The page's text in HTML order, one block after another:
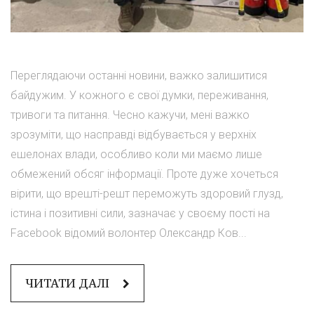
Переглядаючи останні новини, важко залишитися
байдужим. У кожного є свої думки, переживання,
тривоги та питання. Чесно кажучи, мені важко
зрозуміти, що насправді відбувається у верхніх
ешелонах влади, особливо коли ми маємо лише
обмежений обсяг інформації. Проте дуже хочеться
вірити, що врешті-решт переможуть здоровий глузд,
істина і позитивні сили, зазначає у своєму пості на
Facebook відомий волонтер Олександр Ков...
ЧИТАТИ ДАЛІ